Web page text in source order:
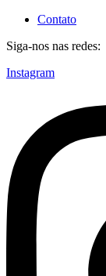
Contato
Siga-nos nas redes:
Instagram